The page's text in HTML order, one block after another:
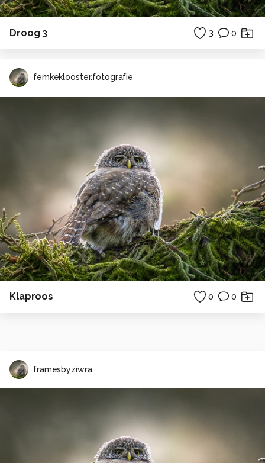
Droog 3 3 0
femkeklooster.fotografie
Klaproos 0 0
framesbyziwra